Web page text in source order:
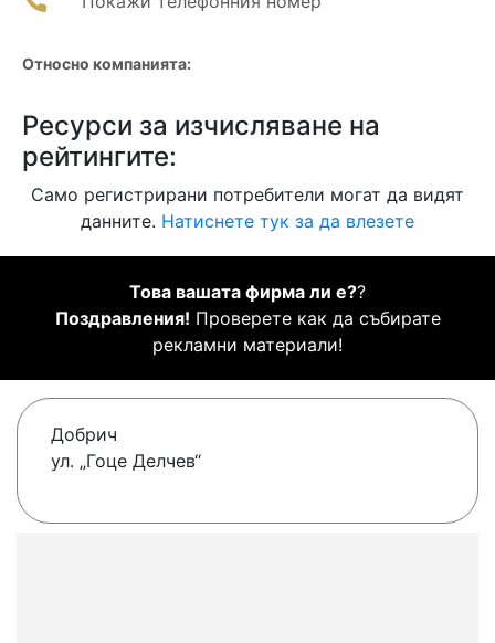
Относно компанията:
Ресурси за изчисляване на
рейтингите:
Само регистрирани потребители могат да видят
данните. Натиснете тук за да влезете
Това вашата фирма ли е??
Поздравления! Проверете как да събирате
рекламни материали!
Добрич
ул. „Гоце Делчев“